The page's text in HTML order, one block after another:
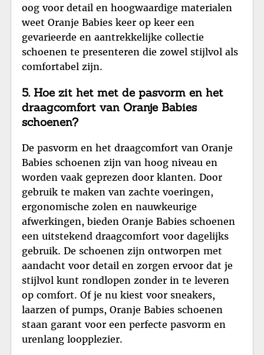
oog voor detail en hoogwaardige materialen
weet Oranje Babies keer op keer een
gevarieerde en aantrekkelijke collectie
schoenen te presenteren die zowel stijlvol als
comfortabel zijn.
5. Hoe zit het met de pasvorm en het
draagcomfort van Oranje Babies
schoenen?
De pasvorm en het draagcomfort van Oranje
Babies schoenen zijn van hoog niveau en
worden vaak geprezen door klanten. Door
gebruik te maken van zachte voeringen,
ergonomische zolen en nauwkeurige
afwerkingen, bieden Oranje Babies schoenen
een uitstekend draagcomfort voor dagelijks
gebruik. De schoenen zijn ontworpen met
aandacht voor detail en zorgen ervoor dat je
stijlvol kunt rondlopen zonder in te leveren
op comfort. Of je nu kiest voor sneakers,
laarzen of pumps, Oranje Babies schoenen
staan garant voor een perfecte pasvorm en
urenlang loopplezier.